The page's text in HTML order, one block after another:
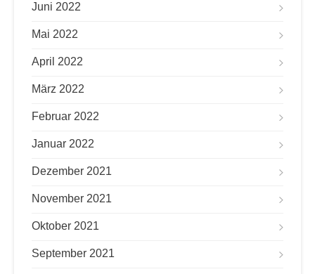
Juni 2022
Mai 2022
April 2022
März 2022
Februar 2022
Januar 2022
Dezember 2021
November 2021
Oktober 2021
September 2021